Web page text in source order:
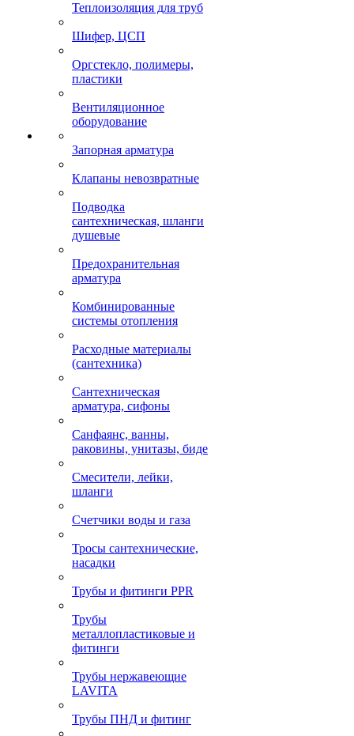
Теплоизоляция для труб
Шифер, ЦСП
Оргстекло, полимеры,
пластики
Вентиляционное
оборудование
Запорная арматура
Клапаны невозвратные
Подводка
сантехническая, шланги
душевые
Предохранительная
арматура
Комбинированные
системы отопления
Расходные материалы
(сантехника)
Сантехническая
арматура, сифоны
Санфаянс, ванны,
раковины, унитазы, биде
Смесители, лейки,
шланги
Счетчики воды и газа
Тросы сантехнические,
насадки
Трубы и фитинги PPR
Трубы
металлопластиковые и
фитинги
Трубы нержавеющие
LAVITA
Трубы ПНД и фитинг